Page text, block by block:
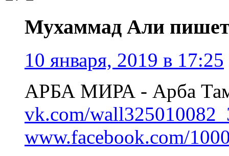
Мухаммад Али
10 января, 2019 в 17:25
АРБА МИРА - Арба
vk.com/
www.facebook.com/